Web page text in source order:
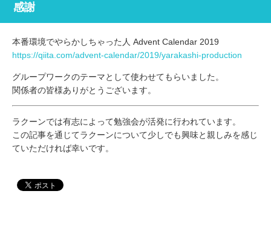
感謝
本番環境でやらかしちゃった人 Advent Calendar 2019
https://qiita.com/advent-calendar/2019/yarakashi-production
グループワークのテーマとして使わせてもらいました。
関係者の皆様ありがとうございます。
ラクーンでは有志によって勉強会が活発に行われています。
この記事を通じてラクーンについて少しでも興味と親しみを感じ
ていただければ幸いです。